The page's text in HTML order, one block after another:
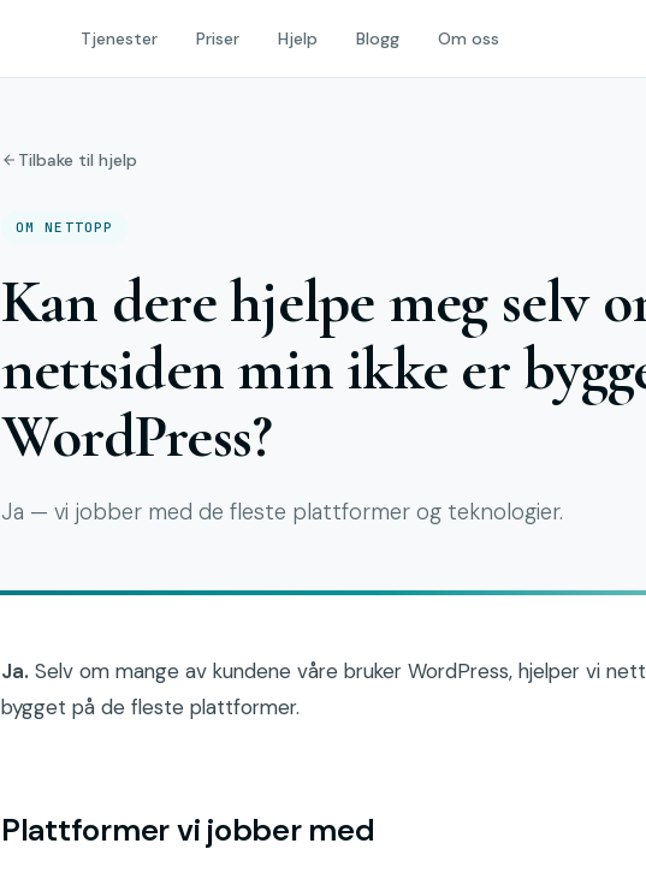
Tjenester Priser Hjelp Blogg Om oss
Tilbake til hjelp
OM NETTOPP
Kan dere hjelpe meg selv
nettsiden min ikke er
WordPress?
Ja — vi jobber med de fleste plattformer og teknologier.
Ja. Selv om mange av kundene våre bruker WordPress, hjelper vi
bygget på de fleste plattformer.
Plattformer vi jobber med